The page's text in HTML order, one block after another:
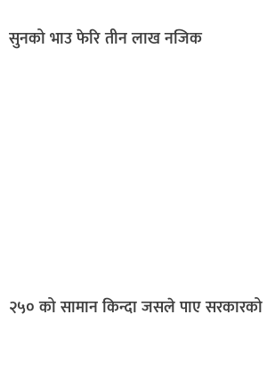
सुनको भाउ फेरि तीन लाख नजिक
२५० को सामान किन्दा जसले पाए